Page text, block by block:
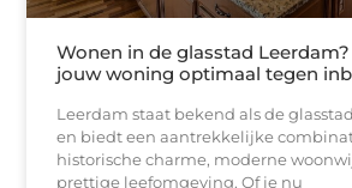
Wonen in de glasstad
jouw woning optimaal tegen
Leerdam staat bekend als de
en biedt een aantrekkelijke
historische charme, moderne
prettige leefomgeving. Of je nu